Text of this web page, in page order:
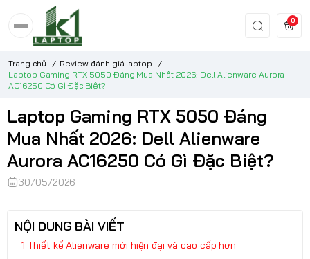
0
Trang chủ / Review đánh giá laptop
/
Laptop Gaming RTX 5050 Đáng Mua Nhất 2026: Dell Alienware Aurora
AC16250 Có Gì Đặc Biệt?
Laptop Gaming RTX 5050 Đáng
Mua Nhất 2026: Dell Alienware
Aurora AC16250 Có Gì Đặc Biệt?
30/05/2026
NỘI DUNG BÀI VIẾT
Thiết kế Alienware mới hiện đại và cao cấp hơn